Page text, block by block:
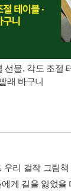
선물. 각도 조절
래 바구니
우리 걸작 그림
게 길을 잃었을